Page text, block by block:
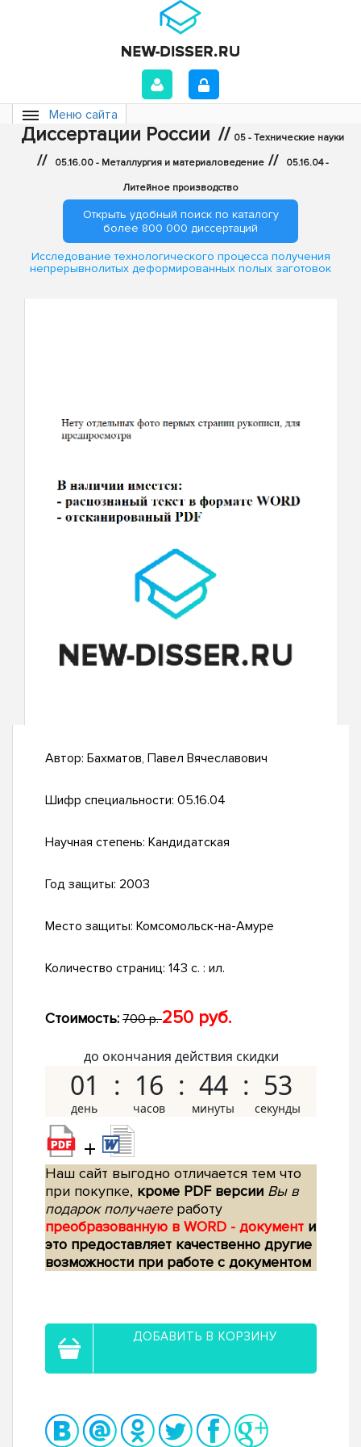
Меню сайта
Диссертации России // 05 - Технические науки
// 05.16.00 - Металлургия и материаловедение // 05.16.04 -
Литейное производство
Открыть удобный поиск по каталогу
более 800 000 диссертаций
Исследование технологического процесса получения
непрерывнолитых деформированных полых заготовок
Автор: Бахматов, Павел Вячеславович
Шифр специальности: 05.16.04
Научная степень: Кандидатская
Год защиты: 2003
Место защиты: Комсомольск-на-Амуре
Количество страниц: 143 с. : ил.
Стоимость: 700 р.250 руб.
до окончания действия скидки
01 16 44 52
+
Наш сайт выгодно отличается тем что
при покупке, кроме PDF версии Вы в
подарок получаетеработу
преобразованную в WORD - документ и
это предоставляет качественно другие
возможности при работе с документом
ДОБАВИТЬ В КОРЗИНУ